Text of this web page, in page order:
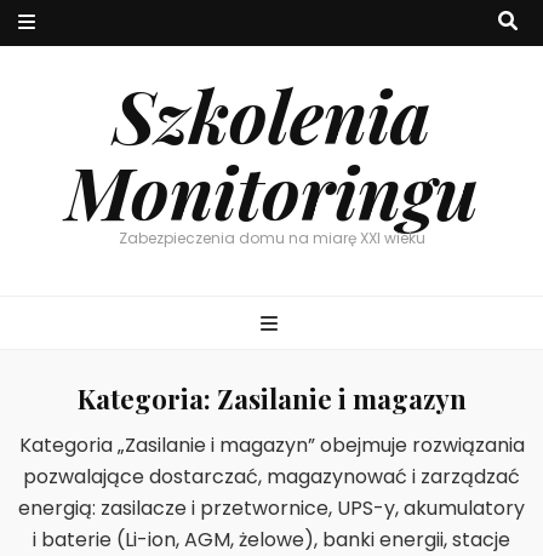
Szkolenia
Monitoringu
Zabezpieczenia domu na miarę XXI wieku
Kategoria: Zasilanie i magazyn
Kategoria „Zasilanie i magazyn” obejmuje rozwiązania
pozwalające dostarczać, magazynować i zarządzać
energią: zasilacze i przetwornice, UPS-y, akumulatory
i baterie (Li-ion, AGM, żelowe), banki energii, stacje